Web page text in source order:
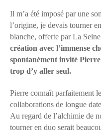
Il m’a été imposé par une
l’origine, je devais tourner
blanche, offerte par La
création avec l’immense
spontanément invité
trop d’y aller seul.
Pierre connaît parfaitement
collaborations de longue
Au regard de l’alchimie de
tourner en duo serait